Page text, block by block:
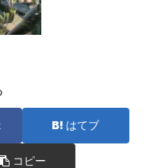
はてブ
コピー